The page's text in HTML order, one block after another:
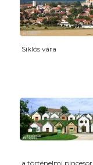
Siklós vára
a történelmi pincesor